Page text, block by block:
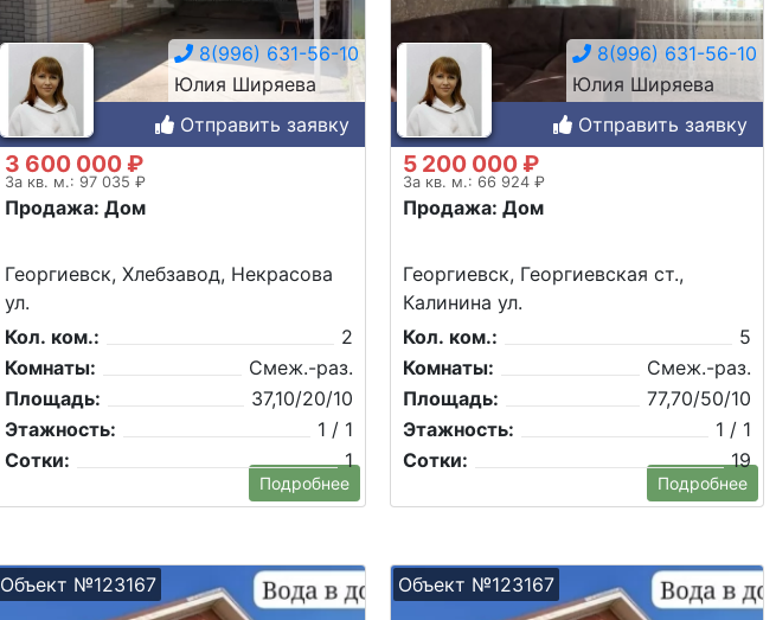
8(996) 631-56-10
Юлия Ширяева
Отправить заявку
3 600 000 ₽
За кв. м.: 97 035 ₽
Продажа: Дом
Георгиевск, Хлебзавод, Некрасова
ул.
Кол. ком.:
2
Комнаты:
Смеж.-раз.
Площадь:
37,10/20/10
Этажность:
1 / 1
Сотки:
1
Подробнее
8(996) 631-56-10
Юлия Ширяева
Отправить заявку
5 200 000 ₽
За кв. м.: 66 924 ₽
Продажа: Дом
Георгиевск, Георгиевская ст.,
Калинина ул.
Кол. ком.:
5
Комнаты:
Смеж.-раз.
Площадь:
77,70/50/10
Этажность:
1 / 1
Сотки:
19
Подробнее
Объект №123167 Объект №123167